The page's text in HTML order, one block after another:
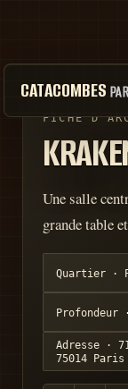
CATACOMBES
FICHE
Une salle
grande table
Quartier ·
Profondeur
Adresse ·
75014 Paris